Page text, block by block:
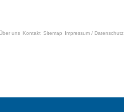
uns Kontakt Sitemap Impressum / Datenschutz